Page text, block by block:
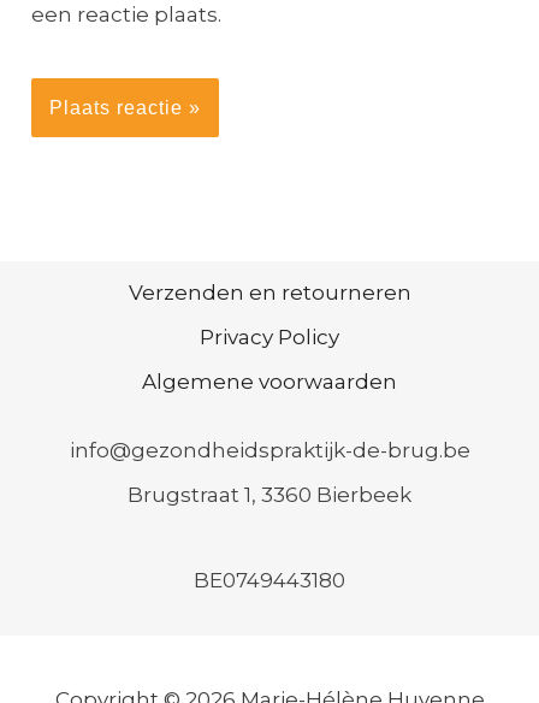
een reactie plaats.
Verzenden en retourneren
Privacy Policy
Algemene voorwaarden
info@gezondheidspraktijk-de-brug.be
Brugstraat 1, 3360 Bierbeek
BE0749443180